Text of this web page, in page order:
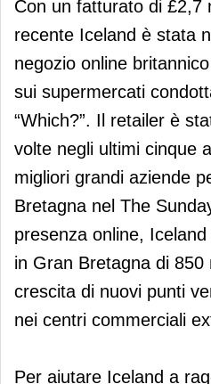
Con un fatturato di £2,7
recente Iceland è stata
negozio online
sui supermercati
“Which?”. Il retailer è
volte negli ultimi cinque
migliori grandi aziende
Bretagna nel The
presenza online,
in Gran Bretagna di
crescita di nuovi punti
nei centri commerciali
Per aiutare Iceland a